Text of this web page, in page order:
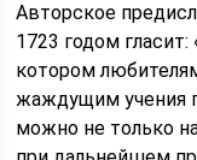
Авторское
1723 годом
котором
жаждущим учения
можно не только